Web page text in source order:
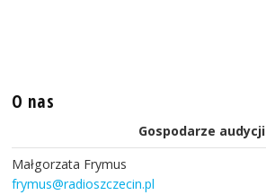
O nas
Gospodarze audycji
Małgorzata Frymus
frymus@radioszczecin.pl